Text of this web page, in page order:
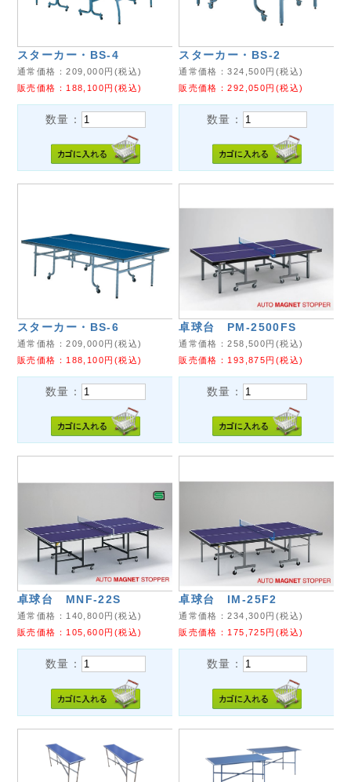
スターカー・BS-4
通常価格：209,000円(税込)
販売価格： 188,100円(税込)
数量：
スターカー・BS-2
通常価格：324,500円(税込)
販売価格：292,050円(税込)
数量：
スターカー・BS-6
通常価格：209,000円(税込)
販売価格： 188,100円(税込)
数量：
卓球台 PM-2500FS
通常価格：258,500円(税込)
販売価格： 193,875円(税込)
数量：
卓球台 MNF-22S
通常価格： 140,800 円(税込)
販売価格：105,600 円(税込)
数量：
卓球台 IM-25F2
通常価格：234,300 円(税込)
販売価格：175,725 円(税込)
数量：